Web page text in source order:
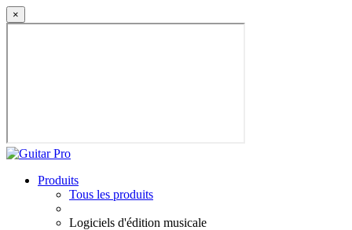
×
Produits
Tous les produits
Logiciels d'édition musicale